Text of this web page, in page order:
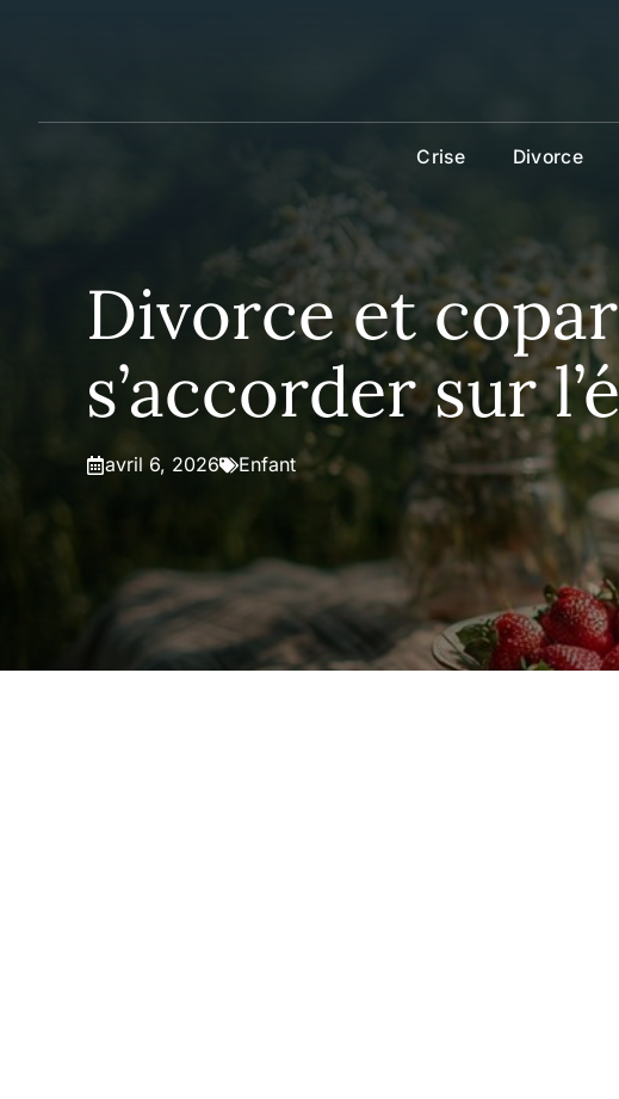
Crise Divorce
Divorce et
s’accorder sur
avril 6, 2026 Enfant